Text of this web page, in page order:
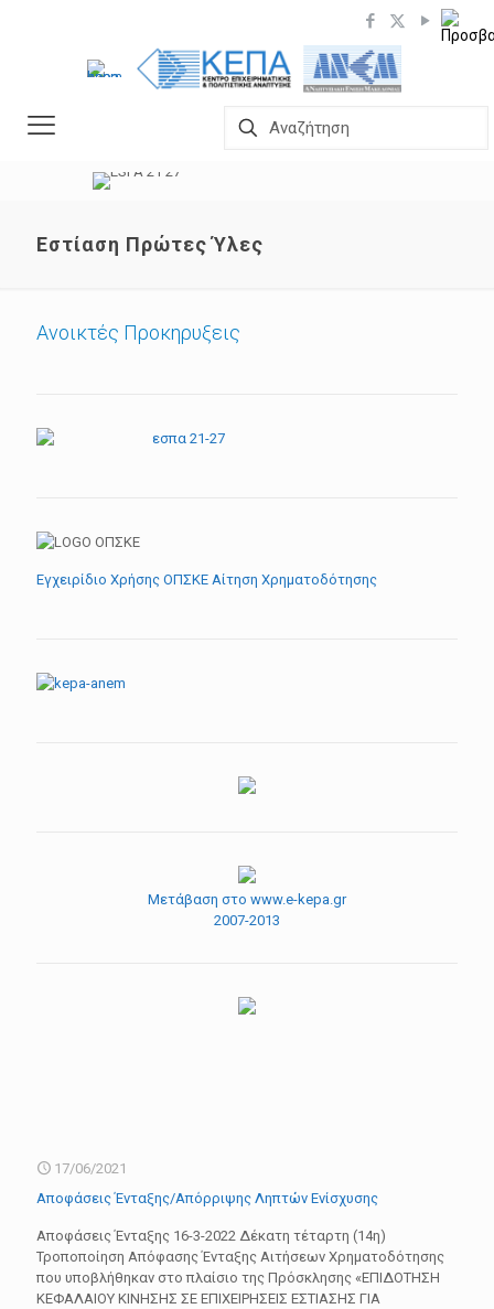
Εστίαση Πρώτες Ύλες
17/06/2021
Aποφάσεις Ένταξης/Απόρριψης Ληπτών Ενίσχυσης
Αποφάσεις Ένταξης 16-3-2022 Δέκατη τέταρτη (14η)
Τροποποίηση Απόφασης Ένταξης Αιτήσεων Χρηματοδότησης
που υποβλήθηκαν στο πλαίσιο της Πρόσκλησης «ΕΠΙΔΟΤΗΣΗ
ΚΕΦΑΛΑΙΟΥ ΚΙΝΗΣΗΣ ΣΕ ΕΠΙΧΕΙΡΗΣΕΙΣ ΕΣΤΙΑΣΗΣ ΓΙΑ
Ανοικτές Προκηρυξεις
Εγχειρίδιο Χρήσης ΟΠΣΚΕ Αίτηση Χρηματοδότησης
Μετάβαση στο www.e-kepa.gr
2007-2013